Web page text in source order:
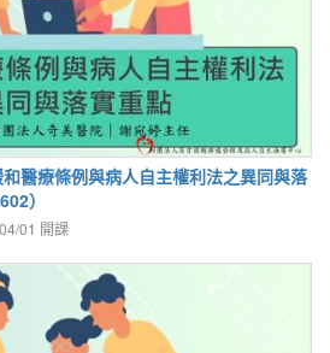
和醫療條例與病人自主權利法之異同與落
）
01 開課